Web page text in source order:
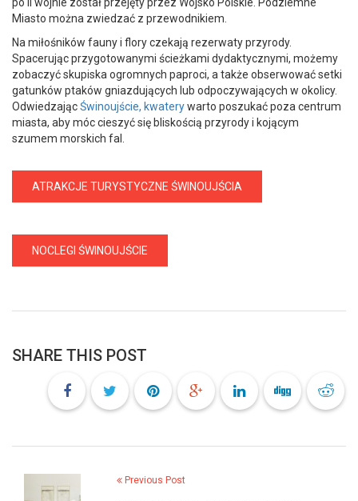
Miasto można zwiedzać z przewodnikiem.
Na miłośników fauny i flory czekają rezerwaty przyrody.
Spacerując przygotowanymi ścieżkami dydaktycznymi, możemy
zobaczyć skupiska ogromnych paproci, a także obserwować setki
gatunków ptaków gniazdujących lub odpoczywających w okolicy.
OdwiedzającŚwinoujście, kwaterywarto poszukać poza centrum
miasta, aby móc cieszyć się bliskością przyrody i kojącym
szumem morskich fal.
ATRAKCJE TURYSTYCZNE ŚWINOUJŚCIA
NOCLEGI ŚWINOUJŚCIE
SHARE THIS POST
Previous Post